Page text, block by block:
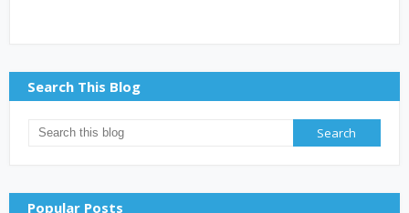
Search This Blog
Popular Posts